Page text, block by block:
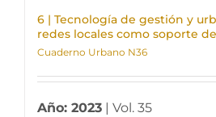
6 | Tecnología de gestión y
redes locales como soporte
Cuaderno Urbano N36
Año: 2023 | Vol. 35